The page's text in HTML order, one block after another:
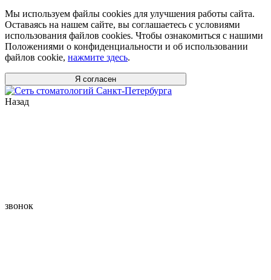
Мы используем файлы cookies для улучшения работы сайта.
Оставаясь на нашем сайте, вы соглашаетесь с условиями
использования файлов cookies. Чтобы ознакомиться с нашими
Положениями о конфиденциальности и об использовании
файлов cookie, нажмите здесь.
Я согласен
Назад
звонок